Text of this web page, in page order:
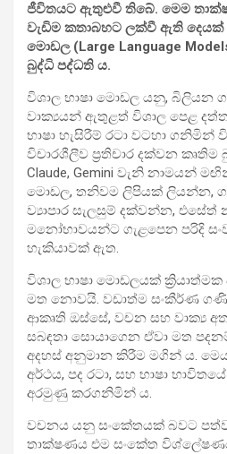
ජීවිතයට ඇතුළුවී තිබේ. මෙම
වැඩිම කතාබහට ලක්වී ඇති දෙයක්
මොඩල (Large Language
බුද්ධි පද්ධති ය.
විශාල භාෂා මොඩල යනු,
වාක්‍යයන් ඇතුළත් විශාල පෙළ
භාෂා හැසිරීම් රටා වටහා
විචාරශීලීව ප්‍රතිචාර දක්වන කෘතිම
Claude, Gemini වැනි නාමයන්
මොඩල, තනිවම ලිපියක් ලියන්න,
ව්‍යාපාර සැලසුම් දක්වන්න,
මනෝභාවයන්ට ගැළපෙන පරිදි
හැකියාවක් ඇත.
විශාල භාෂා මොඩලයක්
මත නොවයි. වඩාත්ම සංකීර්ණ
ආකෘති ඔස්සේ, වචන සහ වාක්‍ය
සබඳතා සොයාගෙන ඒවා මත
අදහස් අනුමාන කිරීම මගින් ය.
අර්ථය, පද රටා, සහ භාෂා
අරමුණු කරගනිමින් ය.
වචනය යනු සංකේතයක් බවට පත්ව
තාක්ෂණය එම සංකේත